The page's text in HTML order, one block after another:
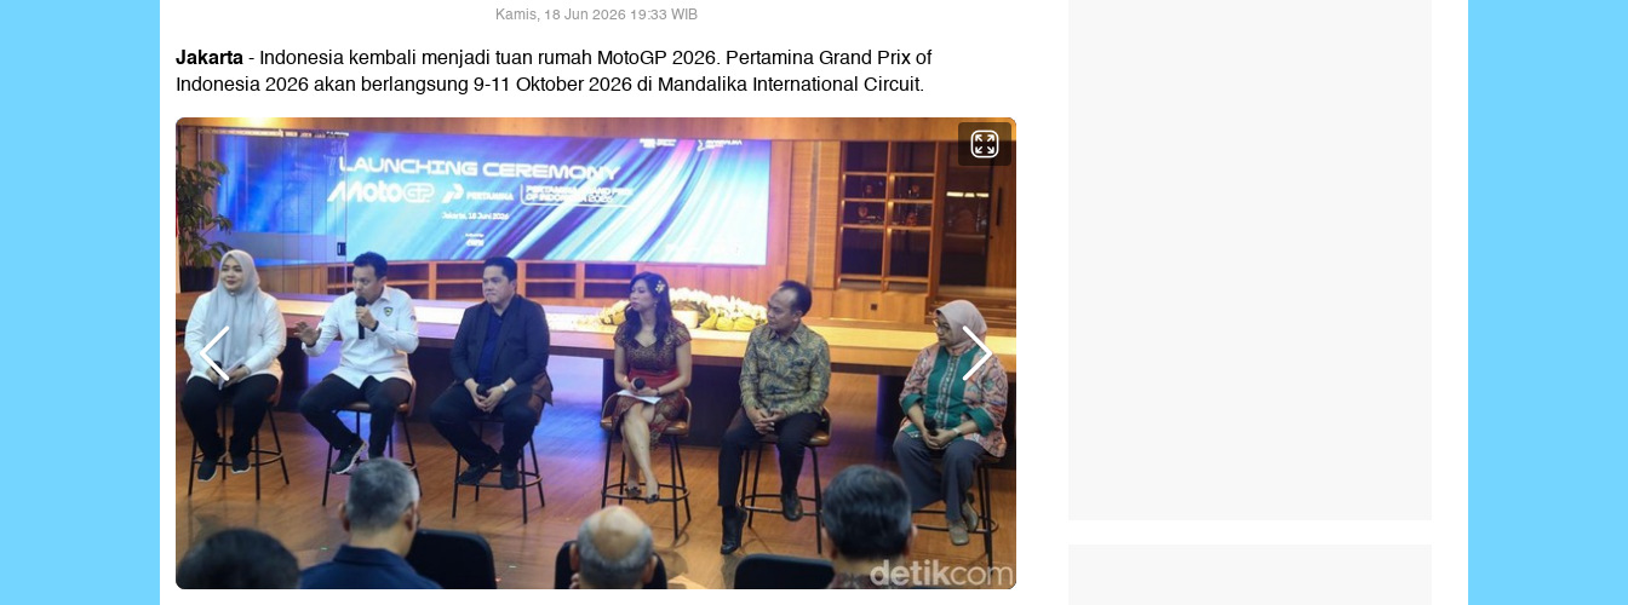
Kamis, 18 Jun 2026 19:33 WIB
Jakarta- Indonesia kembali menjadi tuan rumah MotoGP 2026. Pertamina Grand Prix of
Indonesia 2026 akan berlangsung 9-11 Oktober 2026 di Mandalika International Circuit.